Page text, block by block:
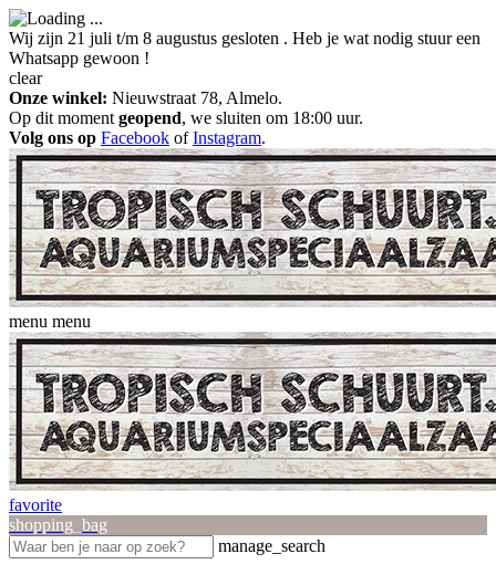
Wij zijn 21 juli t/m 8 augustus gesloten . Heb je wat nodig stuur een
Whatsapp gewoon !
clear
Onze winkel: Nieuwstraat 78, Almelo.
Op dit moment geopend, we sluiten om 18:00 uur.
Volg ons op Facebook ofInstagram.
menu menu
favorite
shopping_bag
manage_search